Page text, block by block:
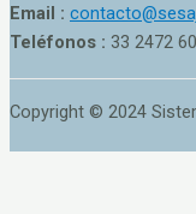
Email :
Teléfonos : 33 2472
Copyright © 2024